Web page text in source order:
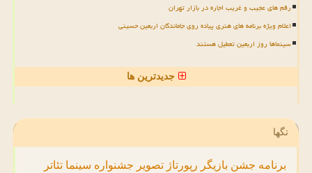
رقم های عجیب و غریب اجاره در بازار تهران
اعلام ویژه برنامه های هنری پیاده روی جاماندگان اربعین حسینی
سینماها روز اربعین تعطیل هستند
جدیدترین ها
تگها
برنامه جشن بازیگر رپورتاژ تصویر جشنواره سینما تئاتر